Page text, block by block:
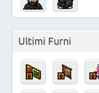
Ultimi Furni